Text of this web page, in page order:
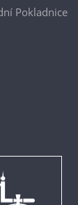
Pokladnice